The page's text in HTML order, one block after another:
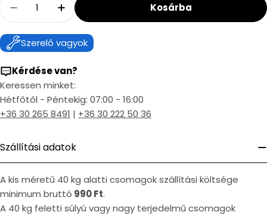
Decrease Quantity For Mofém WC
Increase Quantity For Mofém WC
Kosárba
Szerelő vagyok
Kérdése van?
Keressen minket:
Hétfőtől - Péntekig: 07:00 - 16:00
+36 30 265 8491 | +36 30 222 50 36
Szállítási adatok
A kis méretű 40 kg alatti csomagok szállítási költsége
minimum bruttó 990 Ft.
A 40 kg feletti súlyú vagy nagy terjedelmű csomagok